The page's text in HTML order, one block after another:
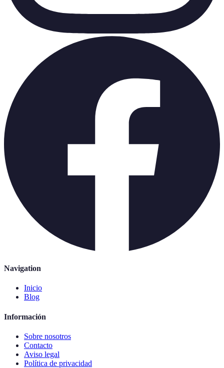
Navigation
Inicio
Blog
Información
Sobre nosotros
Contacto
Aviso legal
Política de privacidad